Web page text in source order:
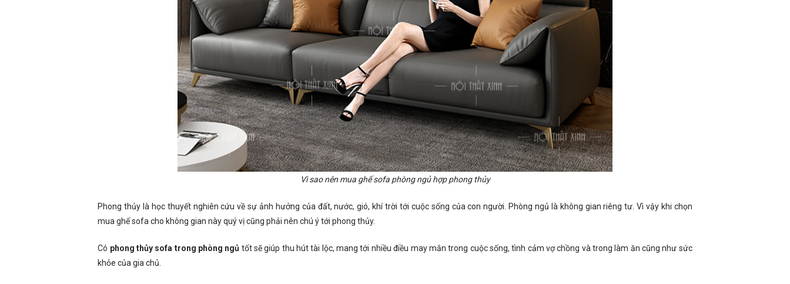
Vì sao nên mua ghế sofa phòng ngủ hợp phong thủy
Phong thủy là học thuyết nghiên cứu về sự ảnh hưởng của đất, nước, gió, khí trời tới cuộc sống của con người. Phòng ngủ là không gian riêng tư. Vì vậy khi chọn
mua ghế sofa cho không gian này quý vị cũng phải nên chú ý tới phong thủy.
Có phong thủy sofa trong phòng ngủ tốt sẽ giúp thu hút tài lộc, mang tới nhiều điều may mắn trong cuộc sống, tình cảm vợ chồng và trong làm ăn cũng như sức
khỏe của gia chủ.